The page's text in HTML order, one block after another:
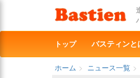
トップ バスティンと
ホーム ニュース一覧